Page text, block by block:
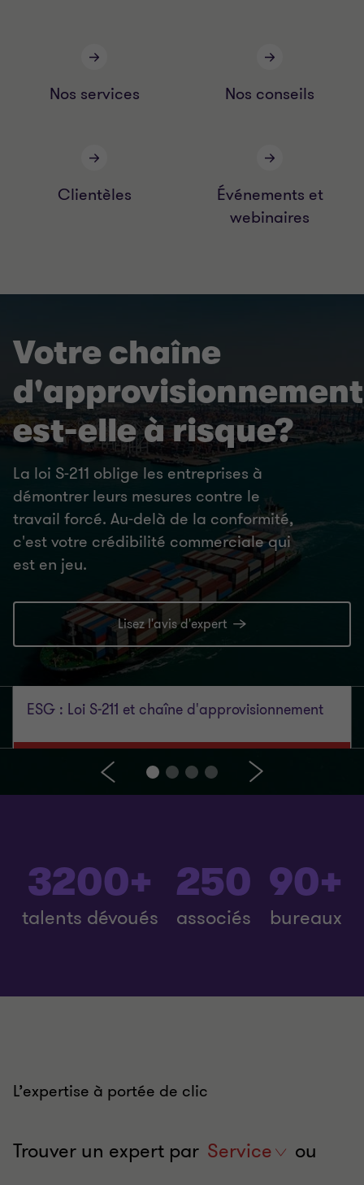
Nos services Nos conseils
Clientèles
Événements et
webinaires
Votre chaîne
d'approvisionnement
est-elle à risque?
La loi S-211 oblige les entreprises à
démontrer leurs mesures contre le
travail forcé. Au-delà de la conformité,
c'est votre crédibilité commerciale qui
est en jeu.
Lisez l'avis d'expert
ESG : Loi S-211 et chaîne d'approvisionnement
3200+
talents dévoués
250
associés
90+
bureaux
L’expertise à portée de clic
Trouver un expert par service
Service
ou